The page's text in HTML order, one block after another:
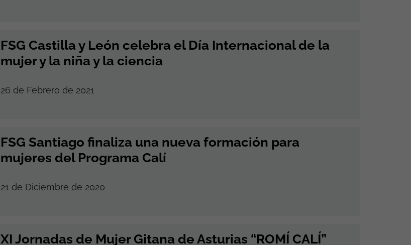
FSG Castilla y León celebra el Día Internacional de la
mujer y la niña y la ciencia
26 de Febrero de 2021
FSG Santiago finaliza una nueva formación para
mujeres del Programa Calí
21 de Diciembre de 2020
XI Jornadas de Mujer Gitana de Asturias “ROMÍ CALÍ”